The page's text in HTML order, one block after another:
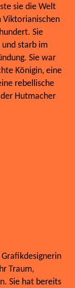
sie die Welt
Viktorianischen
Sie
starb im
Sie war
Königin, eine
rebellische
Hutmacher
Traum,
Sie hat bereits